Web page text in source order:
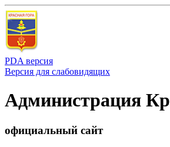
PDA версия
Версия для слабовидящих
Администрация
официальный сайт